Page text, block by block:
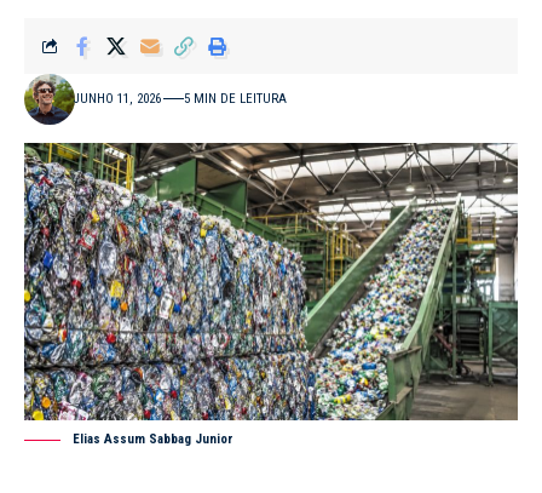
JUNHO 11, 2026 5 MIN DE LEITURA
Elias Assum Sabbag Junior